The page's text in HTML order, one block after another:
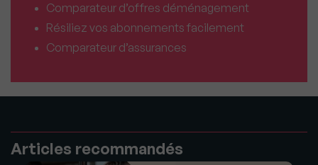
Comparateur d’offres déménagement
Résiliez vos abonnements facilement
Comparateur d’assurances
Articles recommandés